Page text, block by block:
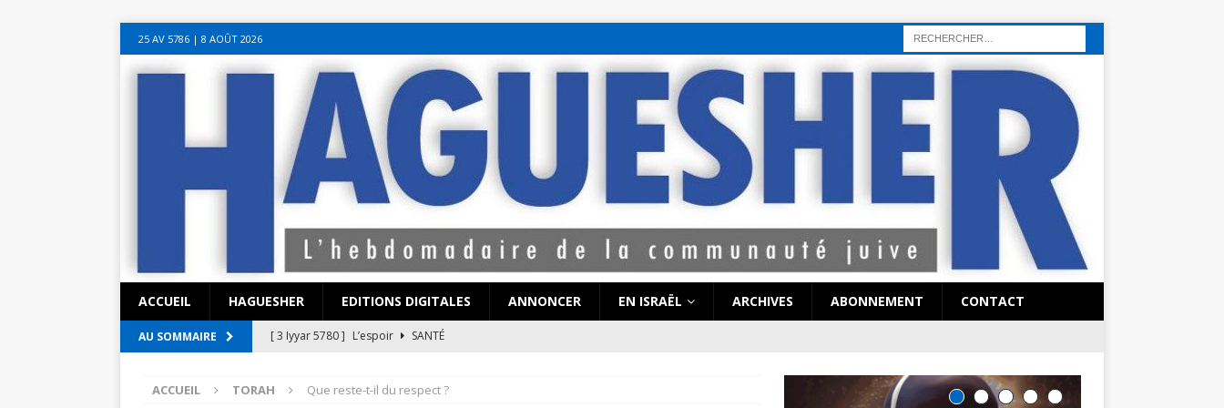
seks hattı numara istanbul escort bayanlar sex hattı telefonda seks numara
canlı sohbet hatları sohbet numaraları ucuz sex sohbet hattı numaraları
25 AV 5786‎ | 8 AOÛT 2026
ACCUEIL HAGUESHER EDITIONS DIGITALES ANNONCER EN ISRAËL ARCHIVES ABONNEMENT CONTACT
AU SOMMAIRE [ 3 Iyyar 5780 ] L’espoir
SANTÉ
?
EN ISRAËL
ACCUEIL TORAH Que reste-t-il du respect ?